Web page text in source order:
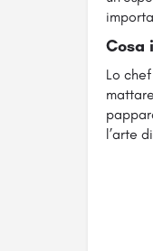
Cosa
Lo
l’arte